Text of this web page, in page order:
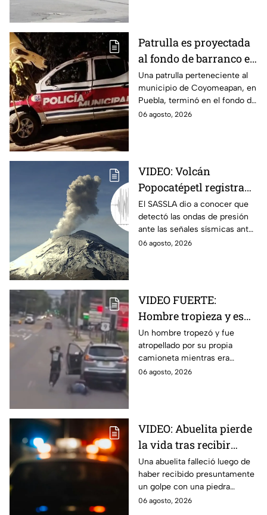
Patrulla es proyectada
al fondo de barranco en
Coyomeapan: Esto fue
lo que pasó
Una patrulla perteneciente al
municipio de Coyomeapan, en
Puebla, terminó en el fondo de
un barranco luego de que el
06 agosto, 2026
VIDEO: Volcán
Popocatépetl registra
SISMO de magnitud 1.4;
captan ondas de
presión
El SASSLA dio a conocer que
detectó las ondas de presión
ante las señales sísmicas antes
del sismo de magnitud 1.4
06 agosto, 2026
VIDEO FUERTE:
Hombre tropieza y es
atropellado por su
propia camioneta en
Lakewood
Un hombre tropezó y fue
atropellado por su propia
camioneta mientras era
empujada por sus amigos tras
06 agosto, 2026
VIDEO: Abuelita pierde
la vida tras recibir
golpe con una piedra
en presunto asalto en
calles de Amozoc
Una abuelita falleció luego de
haber recibido presuntamente
un golpe con una piedra
durante un intento de asalto en
06 agosto, 2026